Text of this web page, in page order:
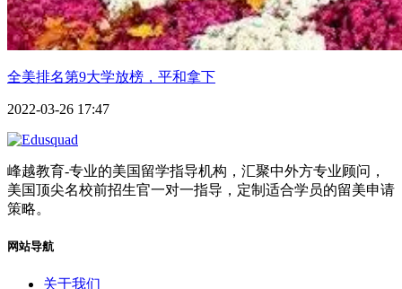
全美排名第9大学放榜，平和拿下
2022-03-26 17:47
峰越教育-专业的美国留学指导机构，汇聚中外方专业顾问，
美国顶尖名校前招生官一对一指导，定制适合学员的留美申请
策略。
网站导航
关于我们